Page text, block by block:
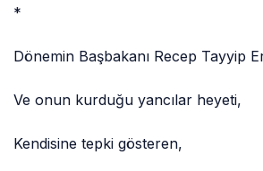
*
Dönemin Başbakanı Recep Tayyip
Ve onun kurduğu yancılar heyeti,
Kendisine tepki gösteren,